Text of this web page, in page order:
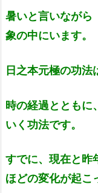
暑いと言いなが
象の中にいます。
日之本元極の功法
時の経過とともに
いく功法です。
すでに、現在と昨
ほどの変化が起こ